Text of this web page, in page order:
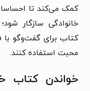
کمک می‌کند تا
خانوادگی سازگار
کتاب برای گفت‌وگو با
محبت استفاده کنند.
خواندن کتاب